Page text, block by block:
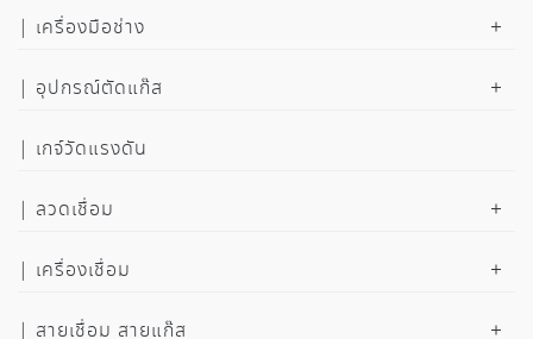
เครื่องมือช่าง
อุปกรณ์ตัดแก๊ส
เกจ์วัดแรงดัน
ลวดเชื่อม
เครื่องเชื่อม
สายเชื่อม สายแก๊ส